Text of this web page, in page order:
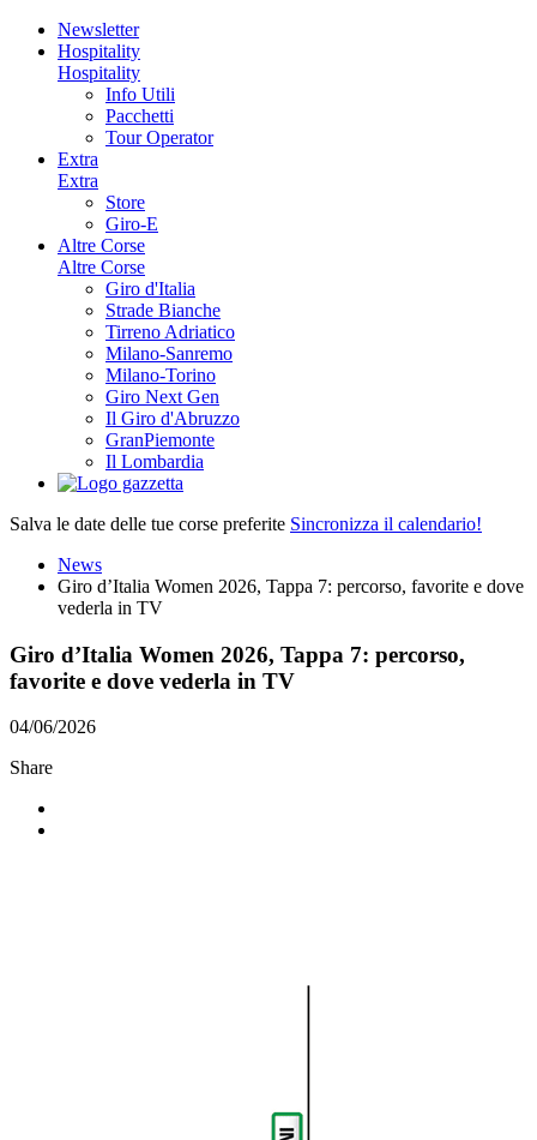
Newsletter
Hospitality
Hospitality
Info Utili
Pacchetti
Tour Operator
Extra
Extra
Store
Giro-E
Altre Corse
Altre Corse
Giro d'Italia
Strade Bianche
Tirreno Adriatico
Milano-Sanremo
Milano-Torino
Giro Next Gen
Il Giro d'Abruzzo
GranPiemonte
Il Lombardia
Salva le date delle tue corse preferite Sincronizza il calendario!
News
Giro d’Italia Women 2026, Tappa 7: percorso, favorite e dove
vederla in TV
Giro d’Italia Women 2026, Tappa 7: percorso,
favorite e dove vederla in TV
04/06/2026
Share